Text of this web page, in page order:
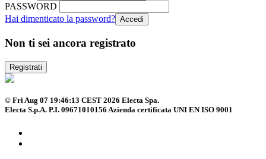
PASSWORD
Hai dimenticato la password?
Non ti sei ancora registrato
Registrati
© Fri Aug 07 19:46:13 CEST 2026 Electa Spa.
Electa S.p.A. P.I. 09671010156 Azienda certificata UNI EN ISO 9001